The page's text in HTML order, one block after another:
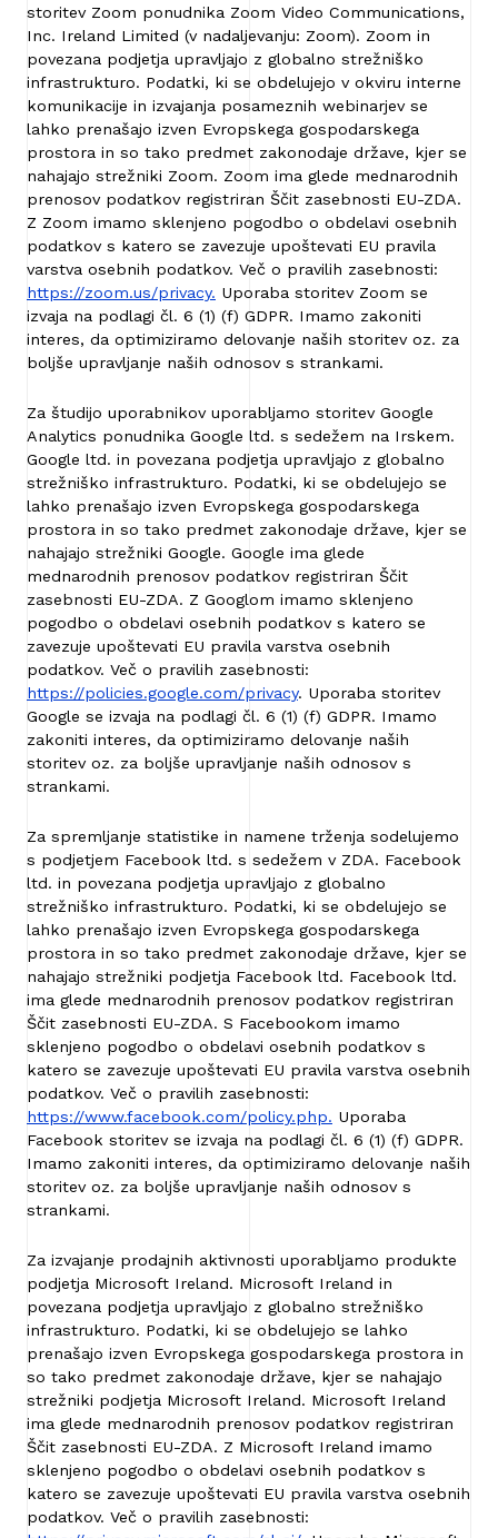
storitev Zoom ponudnika Zoom Video Communications,
Inc. Ireland Limited (v nadaljevanju: Zoom). Zoom in
povezana podjetja upravljajo z globalno strežniško
infrastrukturo. Podatki, ki se obdelujejo v okviru interne
komunikacije in izvajanja posameznih webinarjev se
lahko prenašajo izven Evropskega gospodarskega
prostora in so tako predmet zakonodaje države, kjer se
nahajajo strežniki Zoom. Zoom ima glede mednarodnih
prenosov podatkov registriran Ščit zasebnosti EU-ZDA.
Z Zoom imamo sklenjeno pogodbo o obdelavi osebnih
podatkov s katero se zavezuje upoštevati EU pravila
varstva osebnih podatkov. Več o pravilih zasebnosti:
https://zoom.us/privacy. Uporaba storitev Zoom se
izvaja na podlagi čl. 6 (1) (f) GDPR. Imamo zakoniti
interes, da optimiziramo delovanje naših storitev oz. za
boljše upravljanje naših odnosov s strankami.
Za študijo uporabnikov uporabljamo storitev Google
Analytics ponudnika Google ltd. s sedežem na Irskem.
Google ltd. in povezana podjetja upravljajo z globalno
strežniško infrastrukturo. Podatki, ki se obdelujejo se
lahko prenašajo izven Evropskega gospodarskega
prostora in so tako predmet zakonodaje države, kjer se
nahajajo strežniki Google. Google ima glede
mednarodnih prenosov podatkov registriran Ščit
zasebnosti EU-ZDA. Z Googlom imamo sklenjeno
pogodbo o obdelavi osebnih podatkov s katero se
zavezuje upoštevati EU pravila varstva osebnih
podatkov. Več o pravilih zasebnosti:
https://policies.google.com/privacy. Uporaba storitev
Google se izvaja na podlagi čl. 6 (1) (f) GDPR. Imamo
zakoniti interes, da optimiziramo delovanje naših
storitev oz. za boljše upravljanje naših odnosov s
strankami.
Za spremljanje statistike in namene trženja sodelujemo
s podjetjem Facebook ltd. s sedežem v ZDA. Facebook
ltd. in povezana podjetja upravljajo z globalno
strežniško infrastrukturo. Podatki, ki se obdelujejo se
lahko prenašajo izven Evropskega gospodarskega
prostora in so tako predmet zakonodaje države, kjer se
nahajajo strežniki podjetja Facebook ltd. Facebook ltd.
ima glede mednarodnih prenosov podatkov registriran
Ščit zasebnosti EU-ZDA. S Facebookom imamo
sklenjeno pogodbo o obdelavi osebnih podatkov s
katero se zavezuje upoštevati EU pravila varstva osebnih
podatkov. Več o pravilih zasebnosti:
https://www.facebook.com/policy.php. Uporaba
Facebook storitev se izvaja na podlagi čl. 6 (1) (f) GDPR.
Imamo zakoniti interes, da optimiziramo delovanje naših
storitev oz. za boljše upravljanje naših odnosov s
strankami.
Za izvajanje prodajnih aktivnosti uporabljamo produkte
podjetja Microsoft Ireland. Microsoft Ireland in
povezana podjetja upravljajo z globalno strežniško
infrastrukturo. Podatki, ki se obdelujejo se lahko
prenašajo izven Evropskega gospodarskega prostora in
so tako predmet zakonodaje države, kjer se nahajajo
strežniki podjetja Microsoft Ireland. Microsoft Ireland
ima glede mednarodnih prenosov podatkov registriran
Ščit zasebnosti EU-ZDA. Z Microsoft Ireland imamo
sklenjeno pogodbo o obdelavi osebnih podatkov s
katero se zavezuje upoštevati EU pravila varstva osebnih
podatkov. Več o pravilih zasebnosti: